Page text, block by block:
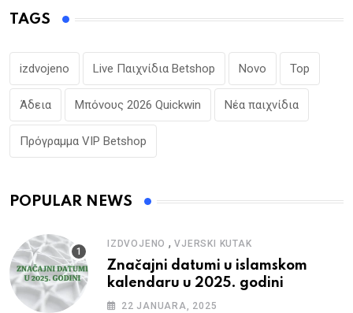
TAGS
izdvojeno Live Παιχνίδια Betshop Novo Top
Άδεια Μπόνους 2026 Quickwin Νέα παιχνίδια
Πρόγραμμα VIP Betshop
POPULAR NEWS
IZDVOJENO ,VJERSKI KUTAK
Značajni datumi u islamskom
kalendaru u 2025. godini
22 JANUARA, 2025